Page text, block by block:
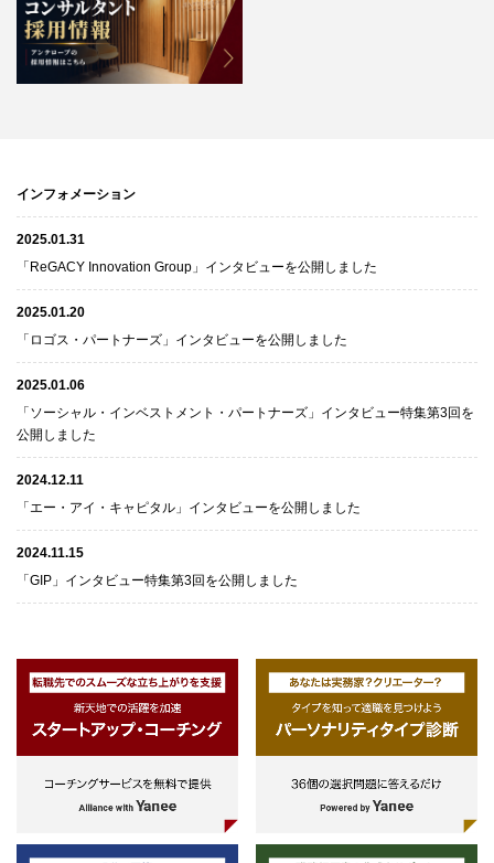
インフォメーション
2025.01.31
「ReGACY Innovation Group」インタビューを公開しました
2025.01.20
「ロゴス・パートナーズ」インタビューを公開しました
2025.01.06
「ソーシャル・インベストメント・パートナーズ」インタビュー特集第3回を
公開しました
2024.12.11
「エー・アイ・キャピタル」インタビューを公開しました
2024.11.15
「GIP」インタビュー特集第3回を公開しました